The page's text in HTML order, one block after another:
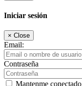
Iniciar sesión
× Close
Email:
Contraseña
Mantenme conectado